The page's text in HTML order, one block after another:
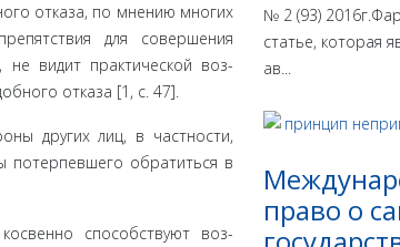
отказа, по мнению многих
для совершения
не видит практической воз­
отказа [1, с. 47].
других лиц, в част­ности,
потерпевшего обра­титься в
способствуют воз­
№ 2 (93)
статье, которая
ав...
право о